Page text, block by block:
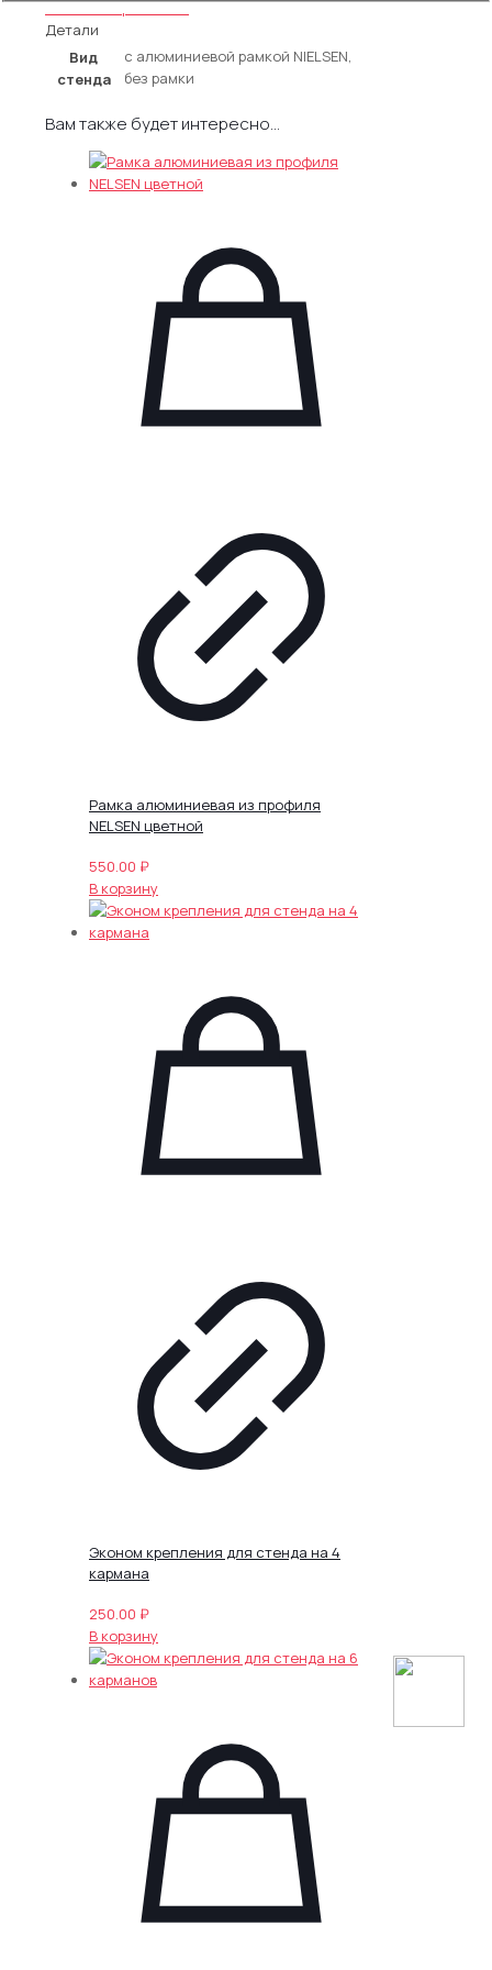
"Уголок
по
охране
труда"
Уголок потребителя
Детали
Вид
стенда
c алюминиевой рамкой NIELSEN,
без рамки
Вам также будет интересно…
Рамка алюминиевая из профиля
NELSEN цветной
550.00 ₽
В корзину
Эконом крепления для стенда на 4
кармана
250.00 ₽
В корзину